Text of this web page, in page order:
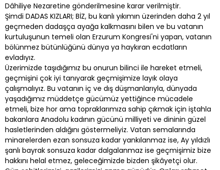
Dâhiliye Nezaretine gönderilmesine karar verilmiştir.
Şimdi DADAS KIZLARI; BİZ, bu kanlı yıkımın üzerinden daha 2 yıl
geçmeden dadaşça ayağa kalkmasını bilen ve bu vatanın
kurtuluşunun temeli olan Erzurum Kongresi'ni yapan, vatanın
bölünmez bütünlüğünü dünya ya haykıran ecdatların
evladıyız.
Üzerimizde taşıdığımız bu onurun bilinci ile hareket etmeli,
geçmişini çok iyi tanıyarak geçmişimize layık olaya
çalışmalıyız. Bu vatanın iç ve dış düşmanlarıyla, dünyada
yaşadığımız müddetçe gücümüz yettiğince mücadele
etmeli, bize hor ama topraklarımıza sahip çıkmak için iştahla
bakanlara Anadolu kadının gücünü milliyeti ve dininin güzel
hasletlerinden aldığını göstermeliyiz. Vatan semalarında
minarelerden ezan sonsuza kadar yankılanmaz ise, Ay yıldızlı
şanlı bayrak sonsuza kadar dalgalanmaz ise geçmişimiz bize
hakkını helal etmez, geleceğimizde bizden şikâyetçi olur.